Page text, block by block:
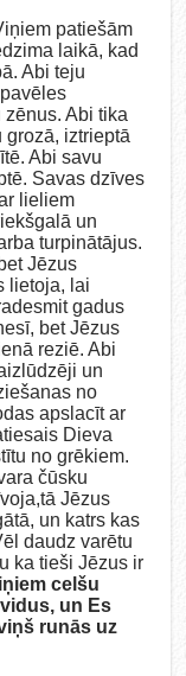
patiešām
laikā, kad
Abi teju
Abi tika
iztrieptā
Abi savu
Savas dzīves
lieliem
un
turpinātājus.
Jēzus
lietoja, lai
gadus
bet Jēzus
reziē. Abi
un
no
apslacīt ar
Dieva
no grēkiem.
čūsku
Jēzus
un katrs kas
daudz varētu
ka tieši Jēzus ir
celšu
un Es
runās uz